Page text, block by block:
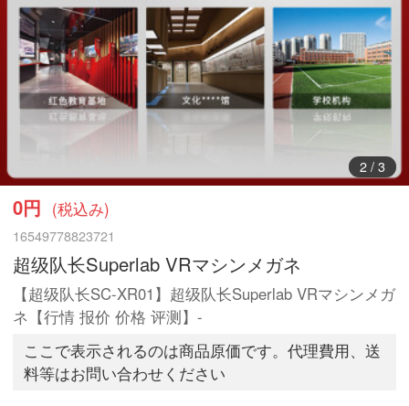
2/ 3
0円 (税込み)
16549778823721
超级队长Superlab VRマシンメガネ
【超级队长SC-XR01】超级队长Superlab VRマシンメガ
ネ【行情 报价 价格 评测】-
ここで表示されるのは商品原価です。代理費用、送
料等はお問い合わせください